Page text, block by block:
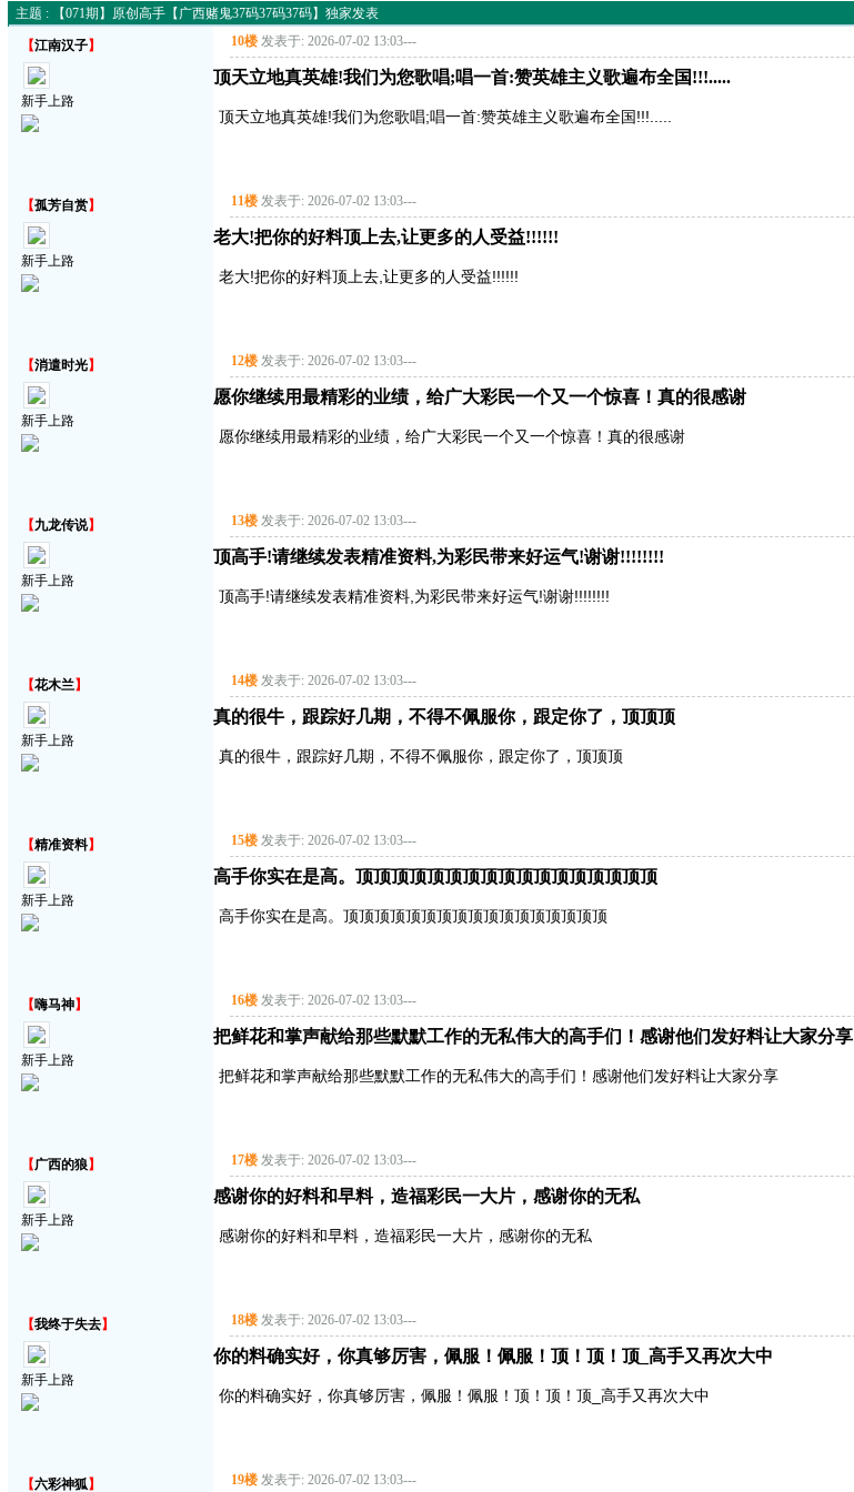
主题 : 【071期】原创高手【广西赌鬼37码37码37码】独家发表
【江南汉子】
新手上路
10楼 发表于: 2026-07-02 13:03---
顶天立地真英雄!我们为您歌唱;唱一首:赞英雄主义歌遍布全国!!!.....
顶天立地真英雄!我们为您歌唱;唱一首:赞英雄主义歌遍布全国!!!.....
【孤芳自赏】
新手上路
11楼 发表于: 2026-07-02 13:03---
老大!把你的好料顶上去,让更多的人受益!!!!!!
老大!把你的好料顶上去,让更多的人受益!!!!!!
【消遣时光】
新手上路
12楼 发表于: 2026-07-02 13:03---
愿你继续用最精彩的业绩，给广大彩民一个又一个惊喜！真的很感谢
愿你继续用最精彩的业绩，给广大彩民一个又一个惊喜！真的很感谢
【九龙传说】
新手上路
13楼 发表于: 2026-07-02 13:03---
顶高手!请继续发表精准资料,为彩民带来好运气!谢谢!!!!!!!!
顶高手!请继续发表精准资料,为彩民带来好运气!谢谢!!!!!!!!
【花木兰】
新手上路
14楼 发表于: 2026-07-02 13:03---
真的很牛，跟踪好几期，不得不佩服你，跟定你了，顶顶顶
真的很牛，跟踪好几期，不得不佩服你，跟定你了，顶顶顶
【精准资料】
新手上路
15楼 发表于: 2026-07-02 13:03---
高手你实在是高。顶顶顶顶顶顶顶顶顶顶顶顶顶顶顶顶顶
高手你实在是高。顶顶顶顶顶顶顶顶顶顶顶顶顶顶顶顶顶
【嗨马神】
新手上路
16楼 发表于: 2026-07-02 13:03---
把鲜花和掌声献给那些默默工作的无私伟大的高手们！感谢他们发好料让大家分享
把鲜花和掌声献给那些默默工作的无私伟大的高手们！感谢他们发好料让大家分享
【广西的狼】
新手上路
17楼 发表于: 2026-07-02 13:03---
感谢你的好料和早料，造福彩民一大片，感谢你的无私
感谢你的好料和早料，造福彩民一大片，感谢你的无私
【我终于失去】
新手上路
18楼 发表于: 2026-07-02 13:03---
你的料确实好，你真够厉害，佩服！佩服！顶！顶！顶_高手又再次大中
你的料确实好，你真够厉害，佩服！佩服！顶！顶！顶_高手又再次大中
【六彩神狐】 19楼 发表于: 2026-07-02 13:03---